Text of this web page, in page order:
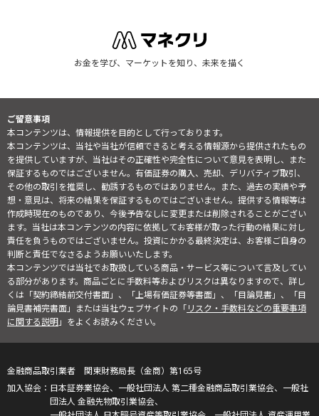
お金を学び、マーケットを知り、未来を描く
ご留意事項
本コンテンツは、情報提供を目的として行っております。
本コンテンツは、当社や当社が信頼できると考える情報源から提供されたもの
を提供していますが、当社はその正確性や完全性について意見を表明し、また
保証するものではございません。有価証券の購入、売却、デリバティブ取引、
その他の取引を推奨し、勧誘するものではありません。また、過去の実績や予
想・意見は、将来の結果を保証するものではございません。提供する情報等は
作成時現在のものであり、今後予告なしに変更または削除されることがござい
ます。当社は本コンテンツの内容に依拠してお客様が取った行動の結果に対し
責任を負うものではございません。投資にかかる最終決定は、お客様ご自身の
判断と責任でなさるようお願いいたします。
本コンテンツでは当社でお取扱している商品・サービス等について言及してい
る部分があります。商品ごとに手数料等およびリスクは異なりますので、詳し
くは「契約締結前交付書面」、「上場有価証券等書面」、「目論見書」、「目
論見書補完書面」または当社ウェブサイトの「リスク・手数料などの重要事項
に関する説明」をよくお読みください。
金融商品取引業者 関東財務局長（金商）第165号
日本証券業協会、一般社団法人 第二種金融商品取引業協会、一般社
団法人 金融先物取引業協会、